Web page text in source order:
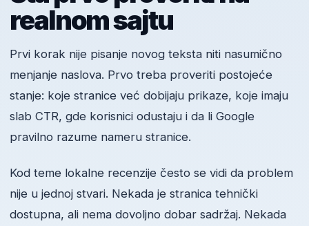
realnom sajtu
Prvi korak nije pisanje novog teksta niti nasumično
menjanje naslova. Prvo treba proveriti postojeće
stanje: koje stranice već dobijaju prikaze, koje imaju
slab CTR, gde korisnici odustaju i da li Google
pravilno razume nameru stranice.
Kod teme lokalne recenzije često se vidi da problem
nije u jednoj stvari. Nekada je stranica tehnički
dostupna, ali nema dovoljno dobar sadržaj. Nekada